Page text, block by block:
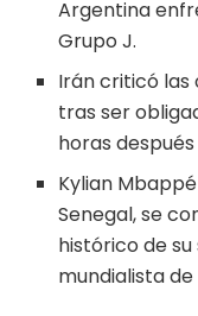
Argentina
Grupo J.
Irán criticó las
tras ser
horas
Kylian
Senegal, se
histórico de
mundialista de